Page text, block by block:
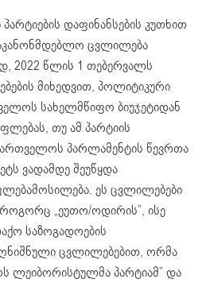
დაფინანსების კუთხით
ცვლილება
2022 წლის 1 თებერვალს
მიხედვით, პოლიტიკური
სახელმწიფო ბიუჯეტიდან
თუ ამ პარტიის
პარლამენტის წევრთა
ვადამდე შეუწყდა
ეს ცვლილებები
„ეუთო/ოდირის”, ისე
საზოგადოების
ცვლილებებით, ორმა
ლეიბორისტულმა პარტიამ” და